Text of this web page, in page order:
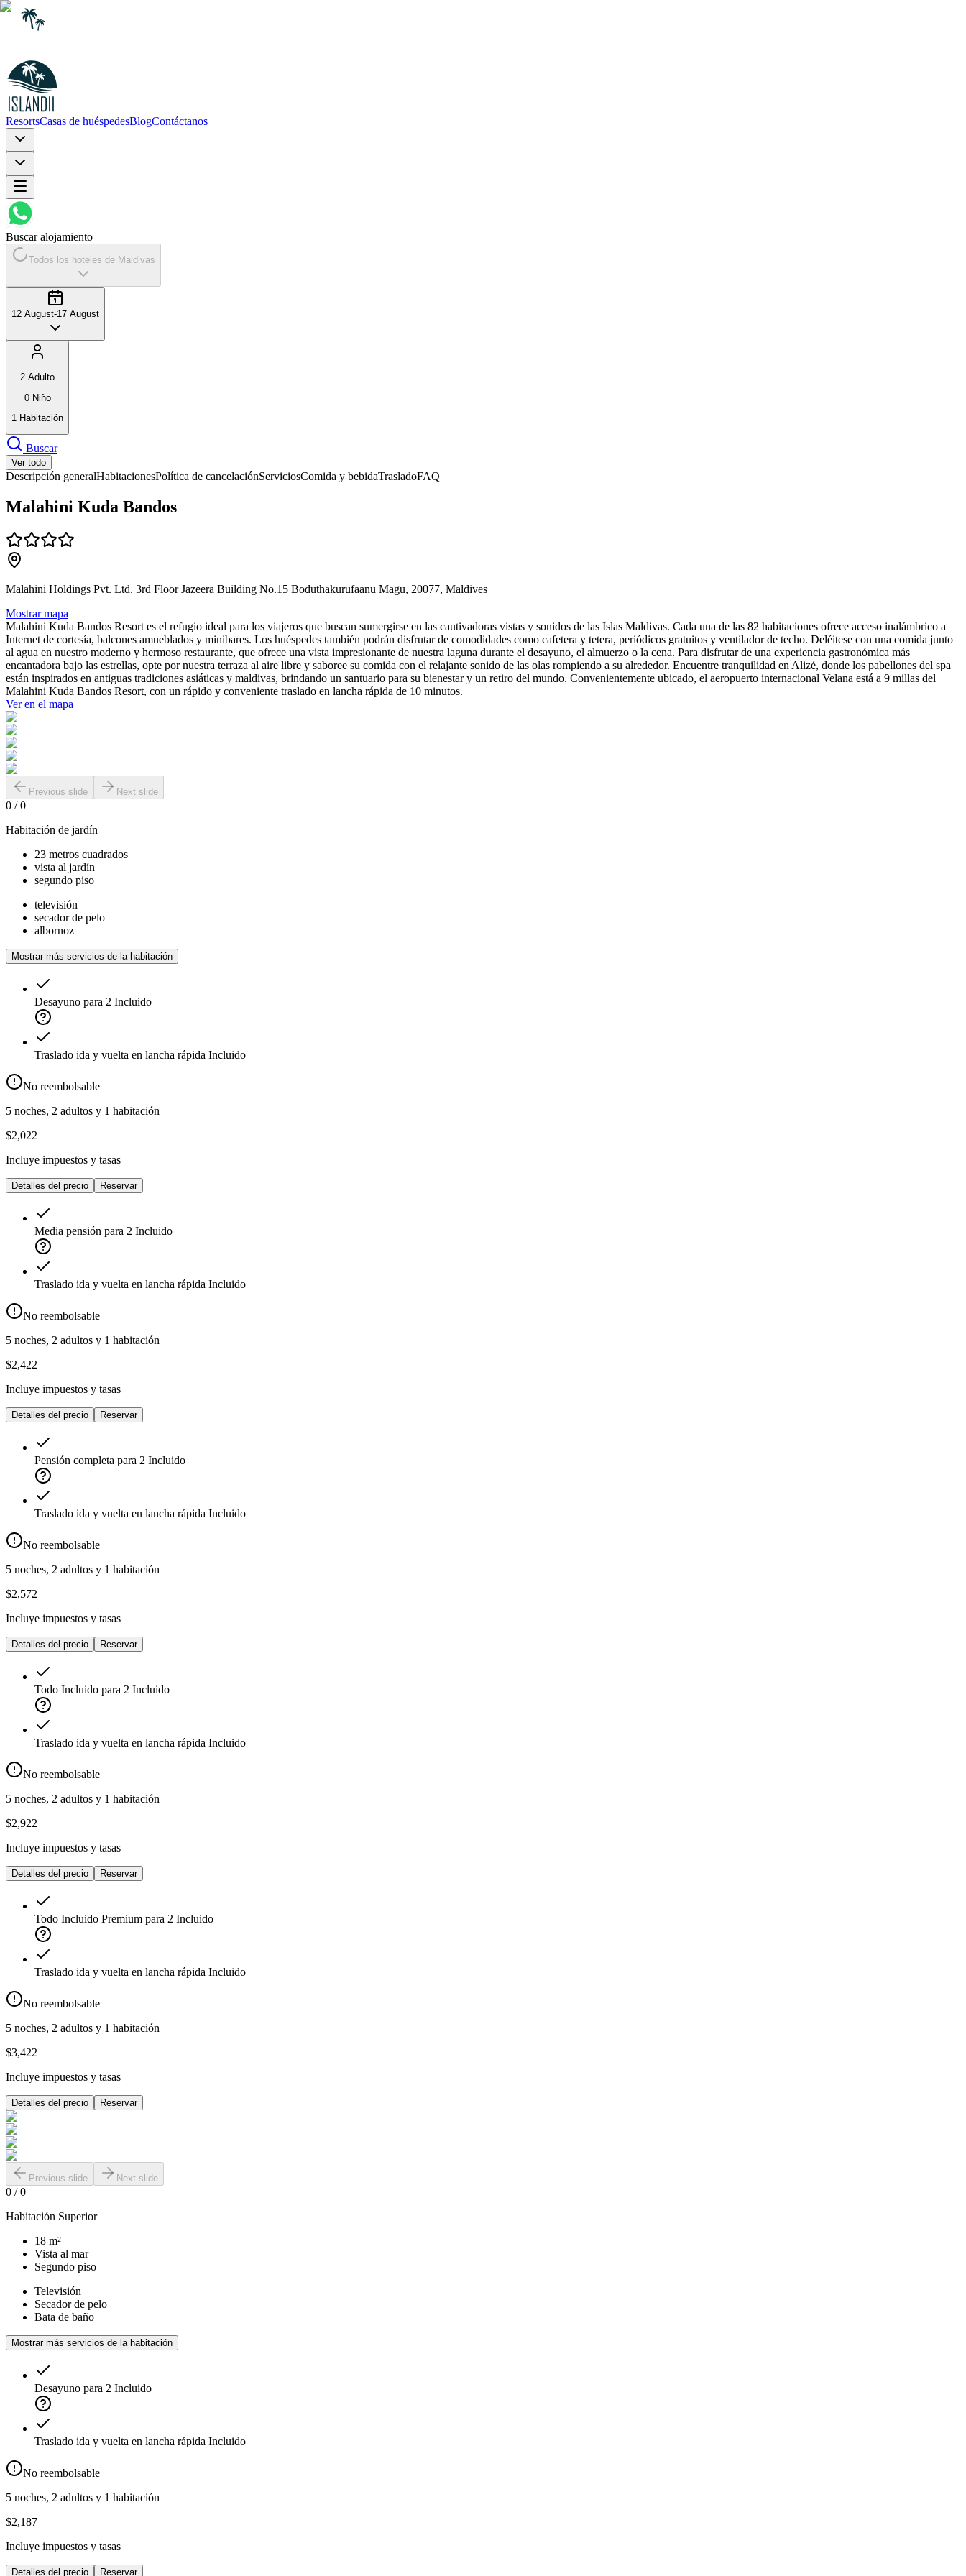
ResortsCasas de huéspedesBlogContáctanos
Buscar alojamiento
Todos los hoteles de Maldivas
12 August-17 August
2 Adulto
0 Niño
1 Habitación
Buscar
Ver todo
Descripción generalHabitacionesPolítica de cancelaciónServiciosComida y bebidaTrasladoFAQ
Malahini Kuda Bandos
Malahini Holdings Pvt. Ltd. 3rd Floor Jazeera Building No.15 Boduthakurufaanu Magu, 20077, Maldives
Mostrar mapa
Malahini Kuda Bandos Resort es el refugio ideal para los viajeros que buscan sumergirse en las cautivadoras vistas y sonidos de las Islas Maldivas. Cada una de las 82 habitaciones ofrece acceso inalámbrico a
Internet de cortesía, balcones amueblados y minibares. Los huéspedes también podrán disfrutar de comodidades como cafetera y tetera, periódicos gratuitos y ventilador de techo. Deléitese con una comida junto
al agua en nuestro moderno y hermoso restaurante, que ofrece una vista impresionante de nuestra laguna durante el desayuno, el almuerzo o la cena. Para disfrutar de una experiencia gastronómica más
encantadora bajo las estrellas, opte por nuestra terraza al aire libre y saboree su comida con el relajante sonido de las olas rompiendo a su alrededor. Encuentre tranquilidad en Alizé, donde los pabellones del spa
están inspirados en antiguas tradiciones asiáticas y maldivas, brindando un santuario para su bienestar y un retiro del mundo. Convenientemente ubicado, el aeropuerto internacional Velana está a 9 millas del
Malahini Kuda Bandos Resort, con un rápido y conveniente traslado en lancha rápida de 10 minutos.
Ver en el mapa
Previous slide Next slide
0 /0
Habitación de jardín
23 metros cuadrados
vista al jardín
segundo piso
televisión
secador de pelo
albornoz
Mostrar más servicios de la habitación
Desayuno para 2 Incluido
Traslado ida y vuelta en lancha rápida Incluido
No reembolsable
5 noches, 2 adultos y 1 habitación
$2,022
Incluye impuestos y tasas
Detalles del precio Reservar
Media pensión para 2 Incluido
Traslado ida y vuelta en lancha rápida Incluido
No reembolsable
5 noches, 2 adultos y 1 habitación
$2,422
Incluye impuestos y tasas
Detalles del precio Reservar
Pensión completa para 2 Incluido
Traslado ida y vuelta en lancha rápida Incluido
No reembolsable
5 noches, 2 adultos y 1 habitación
$2,572
Incluye impuestos y tasas
Detalles del precio Reservar
Todo Incluido para 2 Incluido
Traslado ida y vuelta en lancha rápida Incluido
No reembolsable
5 noches, 2 adultos y 1 habitación
$2,922
Incluye impuestos y tasas
Detalles del precio Reservar
Todo Incluido Premium para 2 Incluido
Traslado ida y vuelta en lancha rápida Incluido
No reembolsable
5 noches, 2 adultos y 1 habitación
$3,422
Incluye impuestos y tasas
Detalles del precio Reservar
Previous slide Next slide
0 /0
Habitación Superior
18 m²
Vista al mar
Segundo piso
Televisión
Secador de pelo
Bata de baño
Mostrar más servicios de la habitación
Desayuno para 2 Incluido
Traslado ida y vuelta en lancha rápida Incluido
No reembolsable
5 noches, 2 adultos y 1 habitación
$2,187
Incluye impuestos y tasas
Detalles del precio Reservar